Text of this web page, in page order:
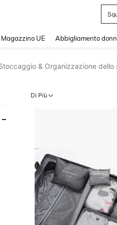
Magazzino UE Abbigliamento
& Organizzazione dello
Di Più